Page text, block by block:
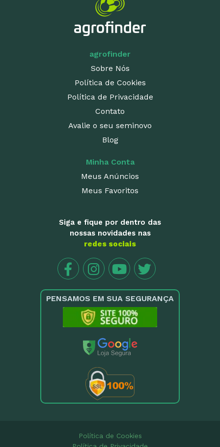
agrofinder
Sobre Nós
Política de Cookies
Política de Privacidade
Contato
Avalie o seu seminovo
Blog
Minha Conta
Meus Anúncios
Meus Favoritos
Siga e fique por dentro das
nossas novidades nas
redes sociais
PENSAMOS EM SUA SEGURANÇA
Política de Cookies